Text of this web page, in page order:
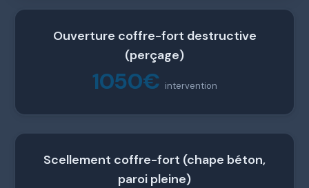
Ouverture coffre-fort destructive
(perçage)
1050€ intervention
Scellement coffre-fort (chape béton,
paroi pleine)